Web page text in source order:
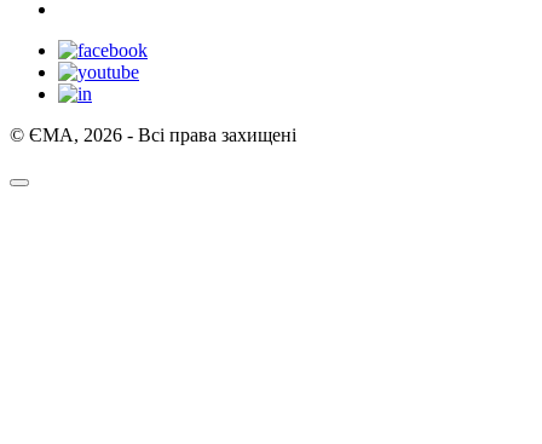
© ЄМА, 2026 - Всі права захищені